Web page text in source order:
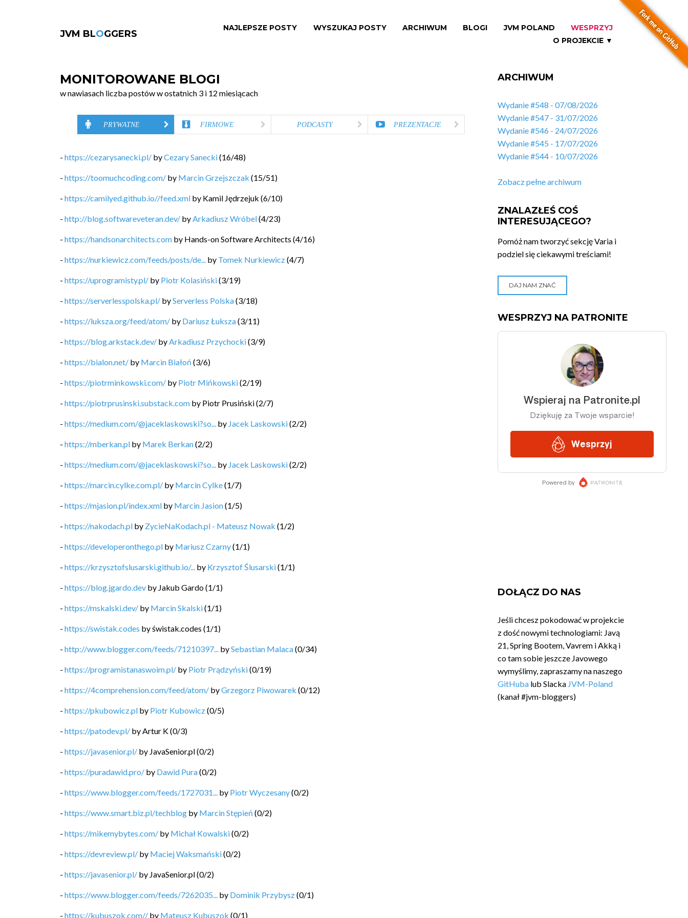
JVM BLOGGERS
NAJLEPSZE POSTY WYSZUKAJ POSTY ARCHIWUM BLOGI JVM POLAND
WESPRZYJ
O PROJEKCIE ▼
MONITOROWANE BLOGI
w nawiasach liczba postów w ostatnich 3 i 12 miesiącach
PRYWATNE FIRMOWE PODCASTY PREZENTACJE
- https://cezarysanecki.pl/ byCezary Sanecki(16/48)
- https://toomuchcoding.com/ by Marcin Grzejszczak (15/51)
- https://camilyed.github.io//feed.xml by Kamil Jędrzejuk (6/10)
- http://blog.softwareveteran.dev/ byArkadiusz Wróbel(4/23)
- https://handsonarchitects.com by Hands-on Software Architects (4/16)
- https://nurkiewicz.com/feeds/posts/de... by Tomek Nurkiewicz(4/7)
- https://uprogramisty.pl/ by Piotr Kolasiński(3/19)
- https://serverlesspolska.pl/ byServerless Polska(3/18)
- https://luksza.org/feed/atom/ by Dariusz Łuksza(3/11)
- https://blog.arkstack.dev/ byArkadiusz Przychocki(3/9)
- https://bialon.net/ by Marcin Białoń (3/6)
- https://piotrminkowski.com/ by Piotr Mińkowski(2/19)
- https://piotrprusinski.substack.com by Piotr Prusiński(2/7)
- https://medium.com/@jaceklaskowski?so... by Jacek Laskowski(2/2)
- https://mberkan.pl by Marek Berkan(2/2)
- https://medium.com/@jaceklaskowski?so... by Jacek Laskowski(2/2)
- https://marcin.cylke.com.pl/ by Marcin Cylke(1/7)
- https://mjasion.pl/index.xml by Marcin Jasion(1/5)
- https://nakodach.pl by ZycieNaKodach.pl - Mateusz Nowak (1/2)
- https://developeronthego.pl by Mariusz Czarny(1/1)
- https://krzysztofslusarski.github.io/... by Krzysztof Ślusarski(1/1)
- https://blog.jgardo.dev by Jakub Gardo(1/1)
- https://mskalski.dev/ by Marcin Skalski(1/1)
- https://swistak.codes byświstak.codes (1/1)
- http://www.blogger.com/feeds/71210397... bySebastian Malaca(0/34)
- https://programistanaswoim.pl/ by Piotr Prądzyński(0/19)
- https://4comprehension.com/feed/atom/ byGrzegorz Piwowarek (0/12)
- https://pkubowicz.pl by Piotr Kubowicz(0/5)
- https://patodev.pl/ byArtur K(0/3)
- https://javasenior.pl/ by JavaSenior.pl(0/2)
- https://puradawid.pro/ by Dawid Pura(0/2)
- https://www.blogger.com/feeds/1727031... by Piotr Wyczesany(0/2)
- https://www.smart.biz.pl/techblog by Marcin Stępień (0/2)
- https://mikemybytes.com/ by Michał Kowalski(0/2)
- https://devreview.pl/ by Maciej Waksmański(0/2)
- https://javasenior.pl/ by JavaSenior.pl(0/2)
- https://www.blogger.com/feeds/7262035... by Dominik Przybysz(0/1)
- https://kubuszok.com// by Mateusz Kubuszok (0/1)
ARCHIWUM
Wydanie #548 - 07/08/2026
Wydanie #547 - 31/07/2026
Wydanie #546 - 24/07/2026
Wydanie #545 - 17/07/2026
Wydanie #544 - 10/07/2026
Zobacz pełne archiwum
ZNALAZŁEŚ COŚ
INTERESUJĄCEGO?
Pomóż nam tworzyć sekcję Varia i
podziel się ciekawymi treściami!
DAJ NAM ZNAĆ
WESPRZYJ NA PATRONITE
DOŁĄCZ DO NAS
Jeśli chcesz pokodować w projekcie
z dość nowymi technologiami: Javą
21, Spring Bootem, Vavrem i Akką i
co tam sobie jeszcze Javowego
wymyślimy, zapraszamy na naszego
GitHuba lub Slacka JVM-Poland
(kanał #jvm-bloggers)